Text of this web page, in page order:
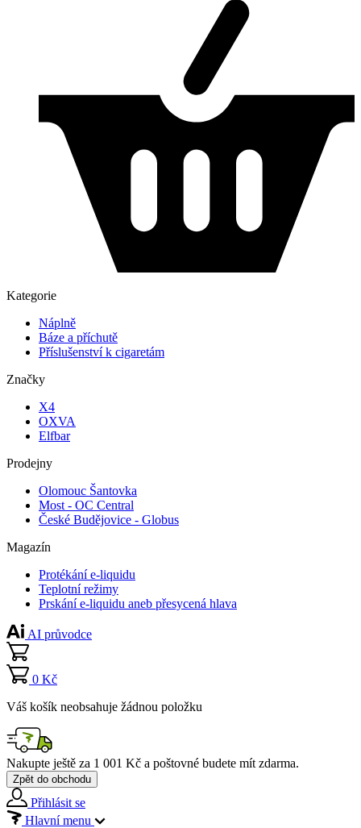
Kategorie
Náplně
Báze a příchutě
Příslušenství k cigaretám
Značky
X4
OXVA
Elfbar
Prodejny
Olomouc Šantovka
Most - OC Central
České Budějovice - Globus
Magazín
Protékání e-liquidu
Teplotní režimy
Prskání e-liquidu aneb přesycená hlava
AI průvodce
0 Kč
Váš košík neobsahuje žádnou položku
Nakupte ještě za 1 001 Kč a poštovné budete mít zdarma.
Zpět do obchodu
Přihlásit se
Hlavní menu